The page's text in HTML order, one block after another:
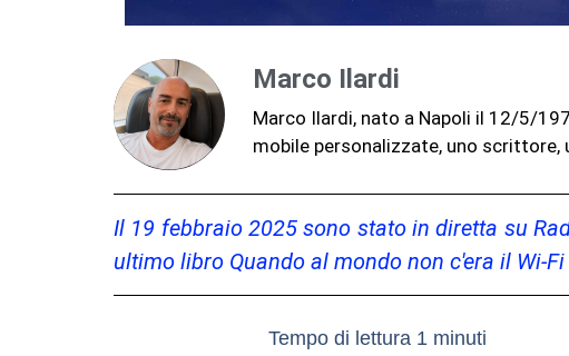
Marco Ilardi
Marco Ilardi, nato a Napoli il 12/5/
mobile personalizzate, uno scrittore,
Il 19 febbraio 2025 sono stato in diretta su
ultimo libro Quando al mondo non c'era il Wi-Fi